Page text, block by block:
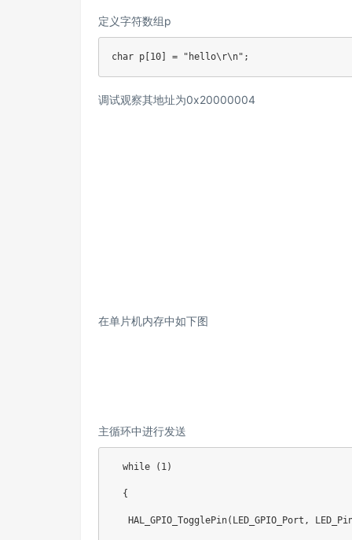
定义字符数组p
char p[10] = "hello\r\n";
调试观察其地址为0x20000004
在单片机内存中如下图
主循环中进行发送
while (1)
{
HAL_GPIO_TogglePin(LED_GPIO_Port,